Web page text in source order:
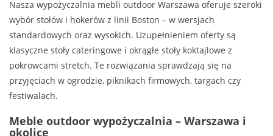
Nasza wypożyczalnia mebli outdoor Warszawa oferuje szeroki
wybór stołów i hokerów z linii Boston – w wersjach
standardowych oraz wysokich. Uzupełnieniem oferty są
klasyczne stoły cateringowe i okrągłe stoły koktajlowe z
pokrowcami stretch. Te rozwiązania sprawdzają się na
przyjęciach w ogrodzie, piknikach firmowych, targach czy
festiwalach.
Meble outdoor wypożyczalnia – Warszawa i
okolice